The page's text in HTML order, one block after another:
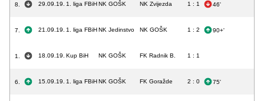
8. 29.09.19. 1. liga FBiHNK GOŠK NK Zvijezda 1 : 1 46'
7. 21.09.19. 1. liga FBiHNK Jedinstvo NK GOŠK 1 : 2 90+'
1. 18.09.19. Kup BiH NK GOŠK FK Radnik B. 1 : 1
6. 15.09.19. 1. liga FBiHNK GOŠK FK Goražde 2 : 0 75'